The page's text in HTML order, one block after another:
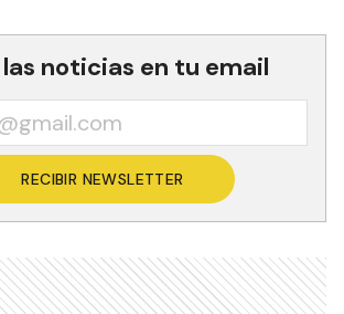
noticias en tu email
RECIBIR NEWSLETTER